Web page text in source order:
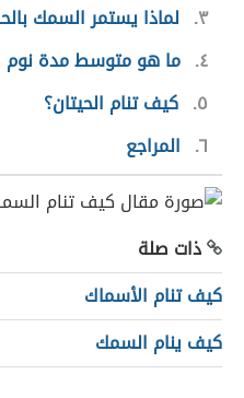
٣ لماذا يستمر السمك
٤ ما هو متوسط مدة
٥ كيف تنام الحيتان؟
٦ المراجع
ذات صلة
كيف تنام الأسماك
كيف ينام السمك